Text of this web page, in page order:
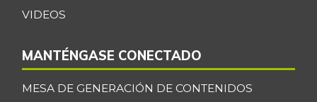
VIDEOS
MANTÉNGASE CONECTADO
MESA DE GENERACIÓN DE CONTENIDOS